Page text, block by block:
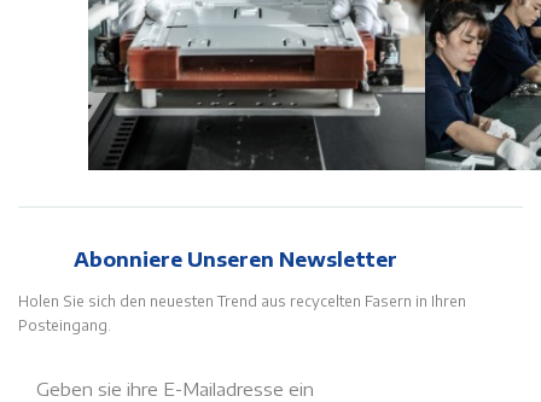
Abonniere Unseren Newsletter
Holen Sie sich den neuesten Trend aus recycelten Fasern in Ihren
Posteingang.